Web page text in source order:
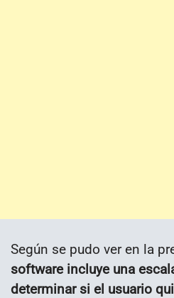
Según se pudo ver en la
software incluye una
determinar si el usuario